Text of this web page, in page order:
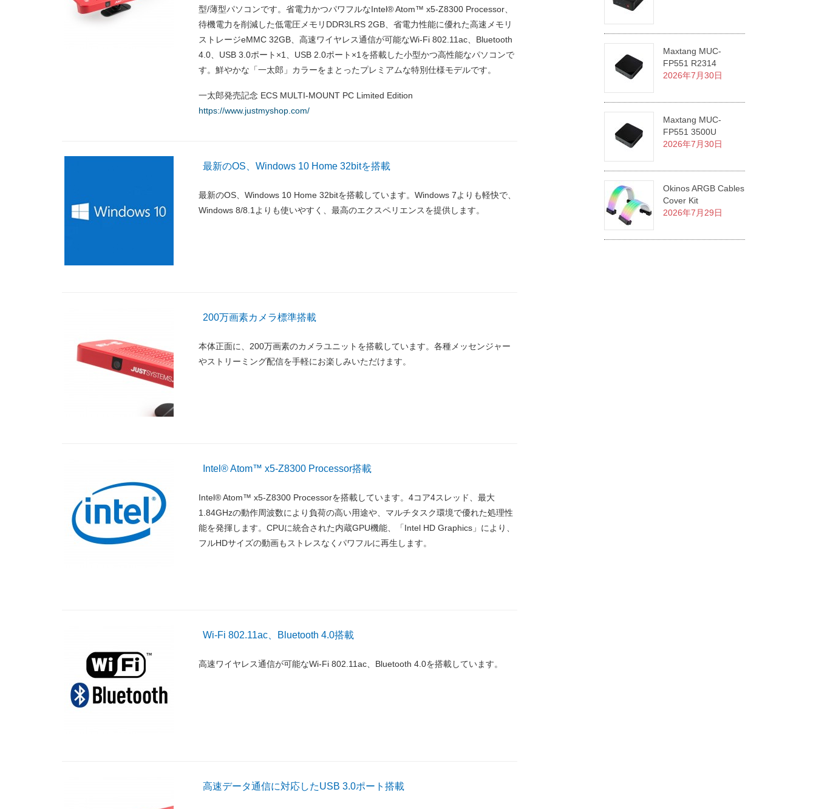
型/薄型パソコンです。省電力かつパワフルなIntel® Atom™ x5-Z8300 Processor、
待機電力を削減した低電圧メモリDDR3LRS 2GB、省電力性能に優れた高速メモリ
ストレージeMMC 32GB、高速ワイヤレス通信が可能なWi-Fi 802.11ac、Bluetooth
4.0、USB 3.0ポート×1、USB 2.0ポート×1を搭載した小型かつ高性能なパソコンで
す。鮮やかな「一太郎」カラーをまとったプレミアムな特別仕様モデルです。
一太郎発売記念 ECS MULTI-MOUNT PC Limited Edition
https://www.justmyshop.com/
最新のOS、Windows 10 Home 32bitを搭載
最新のOS、Windows 10 Home 32bitを搭載しています。Windows 7よりも軽快で、
Windows 8/8.1よりも使いやすく、最高のエクスペリエンスを提供します。
200万画素カメラ標準搭載
本体正面に、200万画素のカメラユニットを搭載しています。各種メッセンジャー
やストリーミング配信を手軽にお楽しみいただけます。
Intel® Atom™ x5-Z8300 Processor搭載
Intel® Atom™ x5-Z8300 Processorを搭載しています。4コア4スレッド、最大
1.84GHzの動作周波数により負荷の高い用途や、マルチタスク環境で優れた処理性
能を発揮します。CPUに統合された内蔵GPU機能、「Intel HD Graphics」により、
フルHDサイズの動画もストレスなくパワフルに再生します。
Wi-Fi 802.11ac、Bluetooth 4.0搭載
高速ワイヤレス通信が可能なWi-Fi 802.11ac、Bluetooth 4.0を搭載しています。
高速データ通信に対応したUSB 3.0ポート搭載
Maxtang MUC-
FP551 R2314
2026年7月30日
Maxtang MUC-
FP551 3500U
2026年7月30日
Okinos ARGB Cables
Cover Kit
2026年7月29日